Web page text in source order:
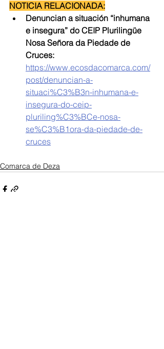
NOTICIA RELACIONADA:
Denuncian a situación “inhumana
e insegura” do CEIP Plurilingüe
Nosa Señora da Piedade de
Cruces:
https://www.ecosdacomarca.com/
post/denuncian-a-
situaci%C3%B3n-inhumana-e-
insegura-do-ceip-
pluriling%C3%BCe-nosa-
se%C3%B1ora-da-piedade-de-
cruces
Comarca de Deza